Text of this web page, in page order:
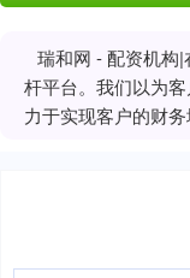
瑞和网 - 配资机构
杆平台。我们以为
力于实现客户的财务